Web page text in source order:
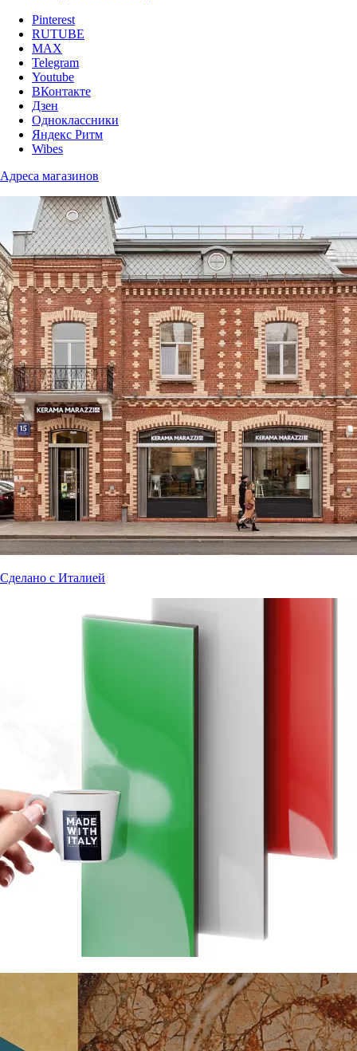
Pinterest
RUTUBE
MAX
Telegram
Youtube
ВКонтакте
Дзен
Одноклассники
Яндекс Ритм
Wibes
Адреса магазинов
Сделано с Италией